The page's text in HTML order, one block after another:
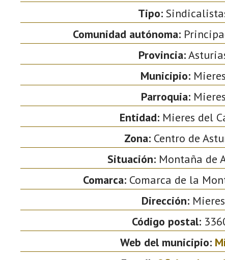
Tipo:
Comunidad autónoma:
Provincia:
Municipio: Mieres
Parroquia:Mieres
Entidad: Mieres del
Zona: Centro de
Situación:Montaña de
Comarca:Comarca de la
Dirección: Mieres
Código postal:
Web del municipio: